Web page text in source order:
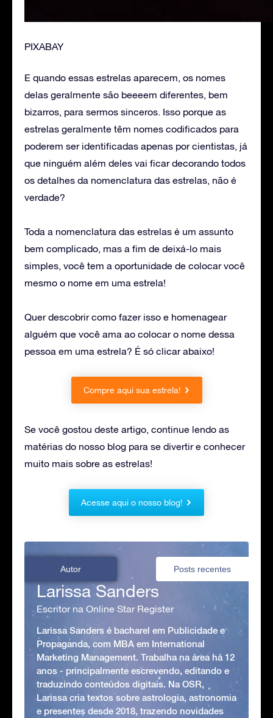
PIXABAY
E quando essas estrelas aparecem, os nomes
delas geralmente são beeeem diferentes, bem
bizarros, para sermos sinceros. Isso porque as
estrelas geralmente têm nomes codificados para
poderem ser identificadas apenas por cientistas, já
que ninguém além deles vai ficar decorando todos
os detalhes da nomenclatura das estrelas, não é
verdade?
Toda a nomenclatura das estrelas é um assunto
bem complicado, mas a fim de deixá-lo mais
simples, você tem a oportunidade de colocar você
mesmo o nome em uma estrela!
Quer descobrir como fazer isso e homenagear
alguém que você ama ao colocar o nome dessa
pessoa em uma estrela? É só clicar abaixo!
Compre aqui sua estrela!
Se você gostou deste artigo, continue lendo as
matérias do nosso blog para se divertir e conhecer
muito mais sobre as estrelas!
Acesse aqui o nosso blog!
Autor Posts recentes
Larissa Sanders
Escritor na Online Star Register
Larissa Sanders é bacharel em Publicidade e
Propaganda, com MBA em International
Marketing Management. Trabalha na área há 12
anos - principalmente escrevendo, editando e
traduzindo conteúdos digitais. Na OSR,
Larissa cria textos sobre astrologia, astronomia
e presentes desde 2018, trazendo novidades